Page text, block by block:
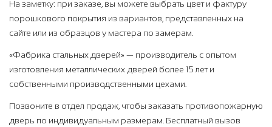
На заметку: при заказе, вы можете выбрать цвет и фактуру
порошкового покрытия из вариантов, представленных на
сайте или из образцов у мастера по замерам.
«Фабрика стальных дверей» — производитель с опытом
изготовления металлических дверей более 15 лет и
собственными производственными цехами.
Позвоните в отдел продаж, чтобы заказать противопожарную
дверь по индивидуальным размерам. Бесплатный вызов